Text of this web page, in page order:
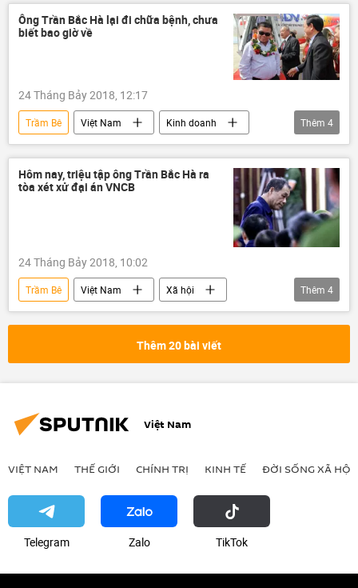
Sacombank
BIDV VNCB
Ông Trần Bắc Hà lại đi chữa bệnh, chưa
biết bao giờ về
24 Tháng Bảy 2018, 12:17
Trầm Bê Việt Nam
Kinh doanh
Phạm Công Danh
Trần Bắc Hà
BIDV
VNCB
Thêm 4
Hôm nay, triệu tập ông Trần Bắc Hà ra
tòa xét xử đại án VNCB
24 Tháng Bảy 2018, 10:02
Trầm Bê Việt Nam
Xã hội
Thời sự
Sacombank
TAND
Thêm 4
Thêm 20 bài viết
Việt Nam
VIỆT NAM THẾ GIỚI CHÍNH TRỊ KINH TẾ ĐỜI SỐNG XÃ HỘI
Telegram Zalo ТikТоk